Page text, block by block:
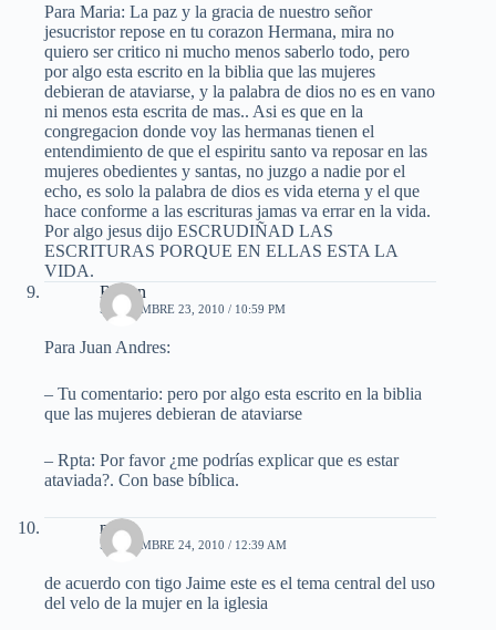
Para Maria: La paz y la gracia de nuestro señor
jesucristor repose en tu corazon Hermana, mira no
quiero ser critico ni mucho menos saberlo todo, pero
por algo esta escrito en la biblia que las mujeres
debieran de ataviarse, y la palabra de dios no es en vano
ni menos esta escrita de mas.. Asi es que en la
congregacion donde voy las hermanas tienen el
entendimiento de que el espiritu santo va reposar en las
mujeres obedientes y santas, no juzgo a nadie por el
echo, es solo la palabra de dios es vida eterna y el que
hace conforme a las escrituras jamas va errar en la vida.
Por algo jesus dijo ESCRUDIÑAD LAS
ESCRITURAS PORQUE EN ELLAS ESTA LA
VIDA.
Ruben
SEPTIEMBRE 23, 2010 / 10:59 PM
Para Juan Andres:
– Tu comentario: pero por algo esta escrito en la biblia
que las mujeres debieran de ataviarse
– Rpta: Por favor ¿me podrías explicar que es estar
ataviada?. Con base bíblica.
mael
SEPTIEMBRE 24, 2010 / 12:39 AM
de acuerdo con tigo Jaime este es el tema central del uso
del velo de la mujer en la iglesia